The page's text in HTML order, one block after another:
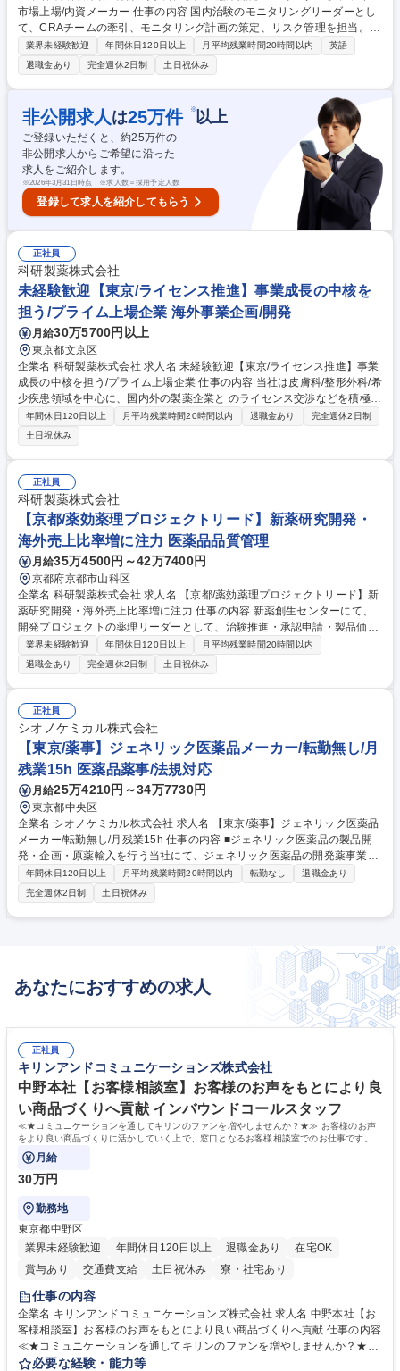
市場上場/内資メーカー 仕事の内容 国内治験のモニタリングリーダーとし
て、CRAチームの牽引、モニタリング計画の策定、リスク管理を担当。さ
らに非臨床・CMC部門と連携したプロトコル立案や総括報告書の作成、
予算管理まで幅広く担います。 (1)モニタリングリード：計画策定、CRA
業務の牽引、リスク・イシュー管理、データ収集計画の立案。 (2)開発企
画：プロトコル立案・改訂、MW部門と連携した総括報告書の作成。 (3)マ
ネジメント：プロジェクトリーダーの支援、進捗レポート作成、治験予算
の立案・予測・管理。 ★皮膚科・整形外科を中心とした自社開発品に、戦
略段階から一貫して関わることができる、裁量の大きなポジションです。
募集職種 【東京/臨床開発CRAリーダー】プライム市場上場/内資メーカー
業界未経験歓迎 年間休日120日以上 月平均残業時間20時間以内
英語
退職金あり
完全週休2日制 土日祝休み
非公開求人 は25万件 ※以上
ご登録いただくと、約25万件の
非公開求人からご希望に沿った
求人をご紹介します。
※2026年3月31日時点 ※求人数＝採用予定人数
登録して求人を紹介してもらう
正社員
科研製薬株式会社
未経験歓迎【東京/ライセンス推進】事業成長の中核を
担う/プライム上場企業 海外事業企画/開発
月給30万5700円以上
東京都文京区
企業名 科研製薬株式会社 求人名 未経験歓迎【東京/ライセンス推進】事業
成長の中核を担う/プライム上場企業 仕事の内容 当社は皮膚科/整形外科/希
少疾患領域を中心に、国内外の製薬企業と のライセンス交渉などを積極的
に推進しております。海外企業との提携や新規パイプライン獲得に向けた
活動強化のための採用となります。 【詳細】■ライセンス業務：(1)新規医
薬品候補の導入に向けたターゲット企業選定/情報収集/評価 (2)自社開発品
の導出に向けた提携候補企業の紹介/提案 (3)契約条件の検討/交渉/社内調
整 ■アライアンスマネジメント業務：(1)提携契約締結後の関係構築/維持
(2)契約履行状況のモニタリング/契約更新,再交渉の検討 (3)社内関連部門
(開発,薬事,製造,営業等)との連携によるアライアンス推進 募集職種 未経験
歓迎【東京/ライセンス推進】事業成長の中核を担う/プライム上場企業
年間休日120日以上 月平均残業時間20時間以内 退職金あり
完全週休2日制
土日祝休み
正社員
科研製薬株式会社
【京都/薬効薬理プロジェクトリード】新薬研究開発・
海外売上比率増に注力 医薬品品質管理
月給35万4500円～42万7400円
京都府京都市山科区
企業名 科研製薬株式会社 求人名 【京都/薬効薬理プロジェクトリード】新
薬研究開発・海外売上比率増に注力 仕事の内容 新薬創生センターにて、
開発プロジェクトの薬理リーダーとして、治験推進・承認申請・製品価値
最大化に係る薬理試験全般を牽引します。非臨床から臨床への橋渡しを担
う裁量あるポジションです。 (1)信頼性基準下での薬効薬理試験の実施・
指揮監督 (2)IB(治験薬概要書)、CTD(承認申請資料)の薬理パート執筆 (3)
開発品の臨床的位置づけを明確化する試験立案 (4)他部署と連携した開発
戦略策定 ※実験実務だけでなく、得られたデータを論理的に構成し、当局
への申請資料としてアウトプットする業務が重要となります。 募集職種
【京都/薬効薬理プロジェクトリード】新薬研究開発・海外売上比率増に注
力
業界未経験歓迎 年間休日120日以上
月平均残業時間20時間以内
退職金あり
完全週休2日制 土日祝休み
正社員
シオノケミカル株式会社
【東京/薬事】ジェネリック医薬品メーカー/転勤無し/月
残業15h 医薬品薬事/法規対応
月給25万4210円～34万7730円
東京都中央区
企業名 シオノケミカル株式会社 求人名 【東京/薬事】ジェネリック医薬品
メーカー/転勤無し/月残業15h 仕事の内容 ■ジェネリック医薬品の製品開
発・企画・原薬輸入を行う当社にて、ジェネリック医薬品の開発薬事業務
(医薬品の製造販売承認申請に向け申請書に付随する資料を作成する業務
など)をご担当いただきます。 ・ジェネリック医薬品の薬事・申請業務、
開発業務 ・薬機法に基づく各種承認申請書の作成 ・申請書作成にむけた
開発部門からの情報収集 ・承認申請に係る関係官庁との折衝 ・臨床開発
年間休日120日以上 月平均残業時間20時間以内 転勤なし
退職金あり
完全週休2日制
土日祝休み
あなたにおすすめの求人
正社員
キリンアンドコミュニケーションズ株式会社
中野本社【お客様相談室】お客様のお声をもとにより良
い商品づくりへ貢献 インバウンドコールスタッフ
≪★コミュニケーションを通してキリンのファンを増やしませんか？★≫ お客様のお声
をより良い商品づくりに活かしていく上で、窓口となるお客様相談室でのお仕事です。
月給
30万円
勤務地
東京都中野区
業界未経験歓迎
年間休日120日以上 退職金あり
在宅OK
賞与あり
交通費支給 土日祝休み 寮・社宅あり
仕事の内容
企業名 キリンアンドコミュニケーションズ株式会社 求人名 中野本社【お
客様相談室】お客様のお声をもとにより良い商品づくりへ貢献 仕事の内容
≪★コミュニケーションを通してキリンのファンを増やしませんか？★≫
お客様のお声をより良い商品づくりに活かしていく上で、窓口となるお客
必要な経験・能力等